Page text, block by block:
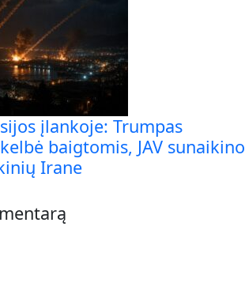
įlankoje: Trumpas
baigtomis, JAV sunaikino
Irane